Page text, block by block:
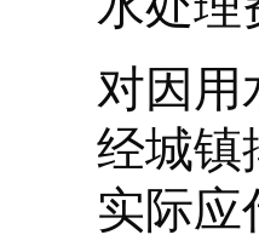
对因用
经城镇
实际应